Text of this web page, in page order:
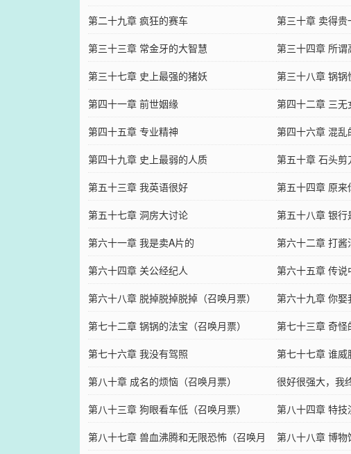
第二十九章 疯狂的赛车
第三十章 卖得贵
第三十三章 常金牙的大智慧
第三十四章 所谓
第三十七章 史上最强的猪妖
第三十八章 锅锅
第四十一章 前世姻缘
第四十二章 三无
第四十五章 专业精神
第四十六章 混乱
第四十九章 史上最弱的人质
第五十章 石头剪
第五十三章 我英语很好
第五十四章 原来
第五十七章 洞房大讨论
第五十八章 银行
第六十一章 我是卖A片的
第六十二章 打酱
第六十四章 关公经纪人
第六十五章 传
第六十八章 脱掉脱掉脱掉（召唤月票）
第六十九章 你娶
第七十二章 锅锅的法宝（召唤月票）
第七十三章 奇怪
第七十六章 我没有驾照
第七十七章 谁威
第八十章 成名的烦恼（召唤月票）
很好很强大，我
第八十三章 狗眼看车低（召唤月票）
第八十四章 特技
第八十七章 兽血沸腾和无限恐怖（召唤月
第八十八章 博物